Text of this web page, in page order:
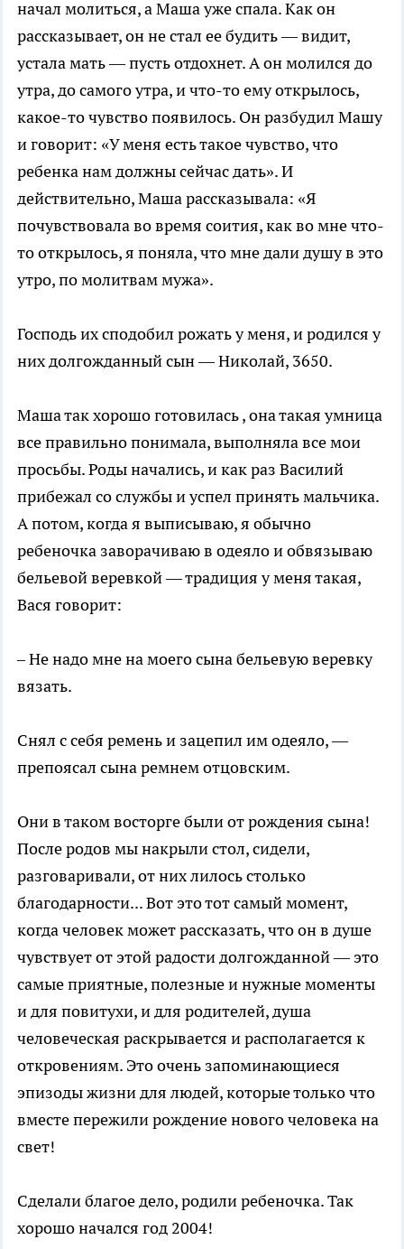
начал молиться, а Маша уже спала. Как он
рассказывает, он не стал ее будить — видит,
устала мать — пусть отдохнет. А он молился до
утра, до самого утра, и что-то ему открылось,
какое-то чувство появилось. Он разбудил Машу
и говорит: «У меня есть такое чувство, что
ребенка нам должны сейчас дать». И
действительно, Маша рассказывала: «Я
почувствовала во время соития, как во мне что-
то открылось, я поняла, что мне дали душу в это
утро, по молитвам мужа».
Господь их сподобил рожать у меня, и родился у
них долгожданный сын — Николай, 3650.
Маша так хорошо готовилась , она такая умница
все правильно понимала, выполняла все мои
просьбы. Роды начались, и как раз Василий
прибежал со службы и успел принять мальчика.
А потом, когда я выписываю, я обычно
ребеночка заворачиваю в одеяло и обвязываю
бельевой веревкой — традиция у меня такая,
Вася говорит:
– Не надо мне на моего сына бельевую веревку
вязать.
Снял с себя ремень и зацепил им одеяло, —
препоясал сына ремнем отцовским.
Они в таком восторге были от рождения сына!
После родов мы накрыли стол, сидели,
разговаривали, от них лилось столько
благодарности... Вот это тот самый момент,
когда человек может рассказать, что он в душе
чувствует от этой радости долгожданной — это
самые приятные, полезные и нужные моменты
и для повитухи, и для родителей, душа
человеческая раскрывается и располагается к
откровениям. Это очень запоминающиеся
эпизоды жизни для людей, которые только что
вместе пережили рождение нового человека на
свет!
Сделали благое дело, родили ребеночка. Так
хорошо начался год 2004!